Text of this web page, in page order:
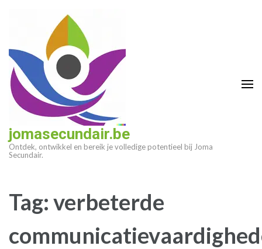
(druk
enter)
jomasecundair.be
Ontdek, ontwikkel en bereik je volledige potentieel bij Joma
Secundair.
Tag:verbeterde